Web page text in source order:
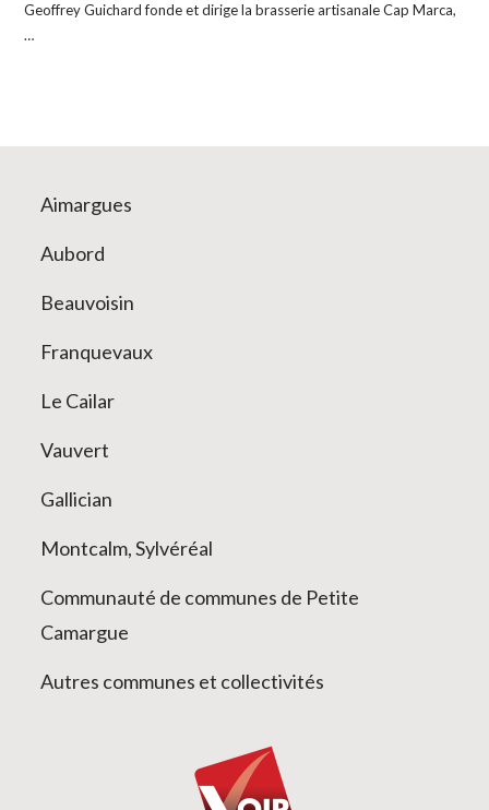
Geoffrey Guichard fonde et dirige la brasserie artisanale Cap Marca,
…
Aimargues
Aubord
Beauvoisin
Franquevaux
Le Cailar
Vauvert
Gallician
Montcalm, Sylvéréal
Communauté de communes de Petite
Camargue
Autres communes et collectivités